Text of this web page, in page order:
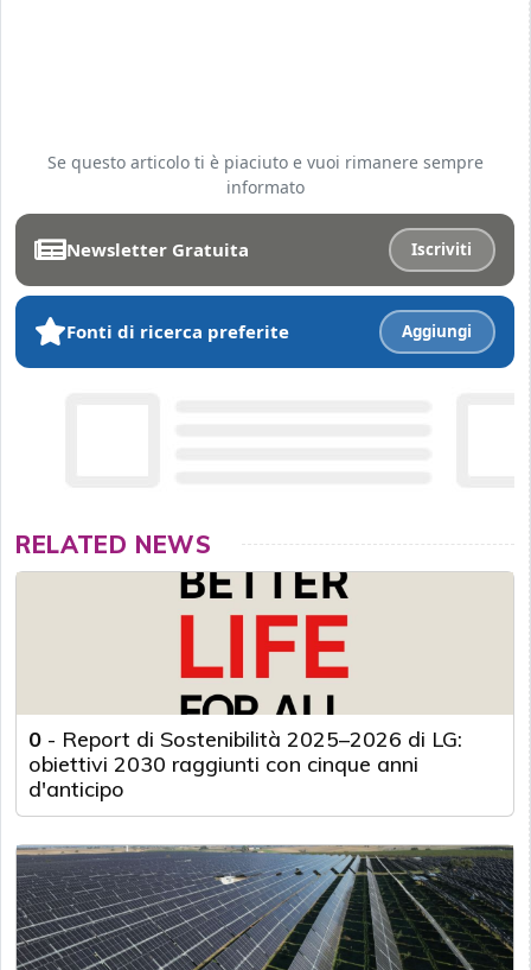
Se questo articolo ti è piaciuto e vuoi rimanere sempre
informato
Newsletter Gratuita Iscriviti
Fonti di ricerca preferite Aggiungi
RELATED NEWS
0 - Report di Sostenibilità 2025–2026 di LG:
obiettivi 2030 raggiunti con cinque anni
d'anticipo